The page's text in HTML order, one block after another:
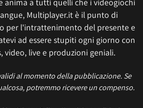
Multiplayer.it è il punto di
per l'intrattenimento del presente e
ad essere stupiti ogni giorno con
video, live e produzioni geniali.
al momento della pubblicazione. Se
potremmo ricevere un compenso.